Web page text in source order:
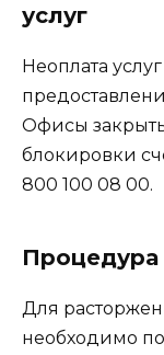
услуг
Неоплата
Офисы
блокировки
800 100 08 00.
Процедура
Для
необходимо